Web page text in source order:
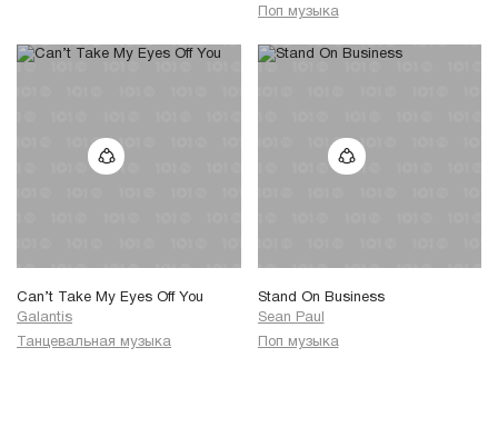
Поп музыка
Can’t Take My Eyes Off You
Galantis
Танцевальная музыка
Stand On Business
Sean Paul
Поп музыка